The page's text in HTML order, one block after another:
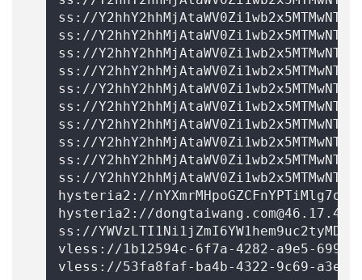
hysteria2://
ss://
vless://1b12594c-6f7a-4282-a9e5-
vless://53fa8faf-ba4b-4322-9c69-